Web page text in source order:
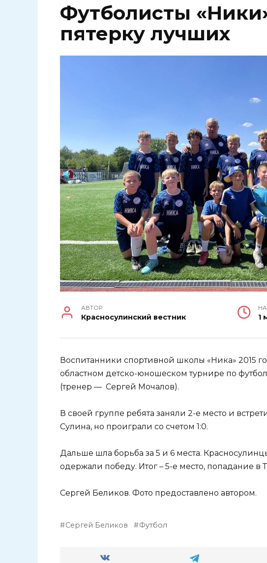
Футболисты
пятерку лучших
АВТОР
Красносулинский вестник 1
Воспитанники спортивной школы «Ника» 2015
областном детско-юношеском турнире по
(тренер — Сергей Мочалов).
В своей группе ребята заняли 2-е место и
Сулина, но проиграли со счетом 1:0.
Дальше шла борьба за 5 и 6 места.
одержали победу. Итог – 5-е место, попадание в
Сергей Беликов. Фото предоставлено автором.
Сергей Беликов Футбол